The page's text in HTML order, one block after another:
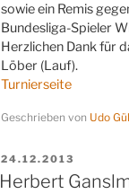
sowie ein Remis
Bundesliga-Spieler
Herzlichen Dank für
Löber (Lauf).
Turnierseite
Geschrieben von Udo
VERÖFFENTLICHT
AM
24.12.2013
Herbert